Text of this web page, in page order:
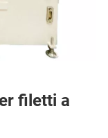
filetti a